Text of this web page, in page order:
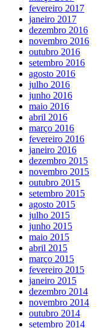
fevereiro 2017
janeiro 2017
dezembro 2016
novembro 2016
outubro 2016
setembro 2016
agosto 2016
julho 2016
junho 2016
maio 2016
abril 2016
março 2016
fevereiro 2016
janeiro 2016
dezembro 2015
novembro 2015
outubro 2015
setembro 2015
agosto 2015
julho 2015
junho 2015
maio 2015
abril 2015
março 2015
fevereiro 2015
janeiro 2015
dezembro 2014
novembro 2014
outubro 2014
setembro 2014